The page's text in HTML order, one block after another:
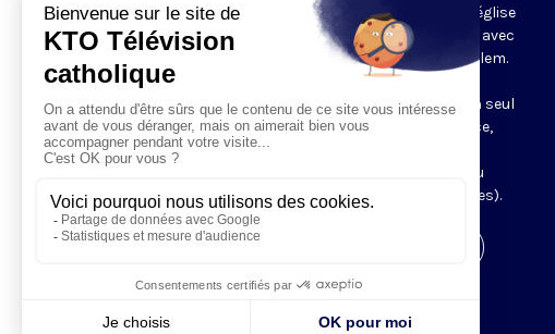
l’office du milieu du jour, en direct de l’église
Saint-Gervais-Saint-Protais (Paris 4e), avec
les Fraternités Monastiques de Jérusalem.
L’Office du Milieu du Jour regroupe, en
particulier, «au milieu du jour» et en un seul
office, les heures monastiques de Tierce,
Sexte et None. Il permet à l’Église de
retrouver son Seigneur entre l’office du
matin (Laudes) et l’office du soir (Vêpres).